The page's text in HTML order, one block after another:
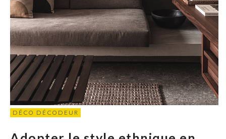
DÉCO DÉCODEUR